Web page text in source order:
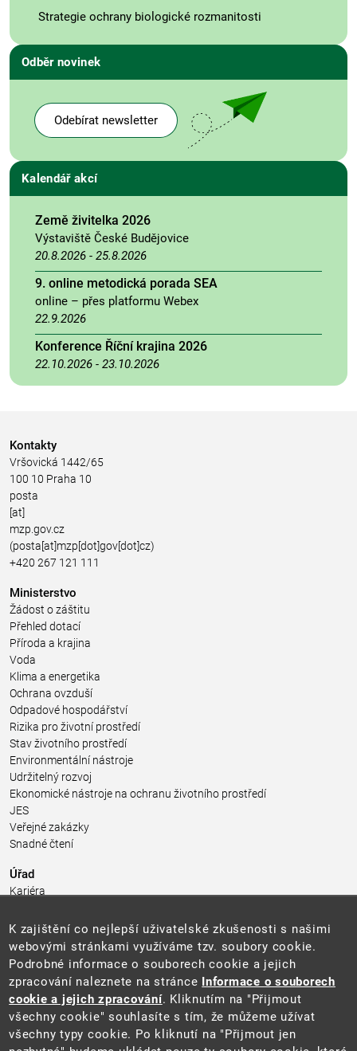
Strategie ochrany biologické rozmanitosti
Odběr novinek
Odebírat newsletter
Kalendář akcí
Země živitelka 2026
Výstaviště České Budějovice
20.8.2026 - 25.8.2026
9. online metodická porada SEA
online – přes platformu Webex
22.9.2026
Konference Říční krajina 2026
22.10.2026 - 23.10.2026
Kontakty
Vršovická 1442/65
100 10 Praha 10
posta
[at]
mzp.gov.cz
(posta[at]mzp[dot]gov[dot]cz)
+420 267 121 111
Ministerstvo
Žádost o záštitu
Přehled dotací
Příroda a krajina
Voda
Klima a energetika
Ochrana ovzduší
Odpadové hospodářství
Rizika pro životní prostředí
Stav životního prostředí
Environmentální nástroje
Udržitelný rozvoj
Ekonomické nástroje na ochranu životního prostředí
JES
Veřejné zakázky
Snadné čtení
Úřad
Kariéra
Pro média a veřejnost
Povinně zveřejňované informace
Kontakty
Přistupnost budovy úřadu MŽP
(PDF, 204 kB)
Web
Aktuality
Ochrana osobních údajů
K zajištění co nejlepší uživatelské zkušenosti s našimi
webovými stránkami využíváme tzv. soubory cookie.
Podrobné informace o souborech cookie a jejich
zpracování naleznete na stránce Informace o souborech
cookie a jejich zpracování. Kliknutím na "Přijmout
všechny cookie" souhlasíte s tím, že můžeme užívat
všechny typy cookie. Po kliknutí na "Přijmout jen